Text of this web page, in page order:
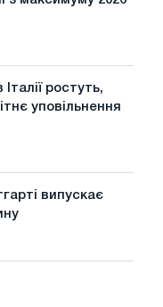
ростуть,
уповільнення
випускає